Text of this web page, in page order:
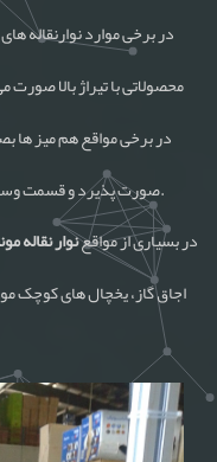
در برخی موارد نوارنقاله
محصولاتی با تیراژ بالا صورت
در برخی مواقع هم میز ها
صورت پذیرد و قسمت وسط (تسمه نقاله) فقط انتقال قطعات را بر عهده دارد.
در بسیاری از مواقعنوار نقاله
اجاق گاز، یخچال های کوچک